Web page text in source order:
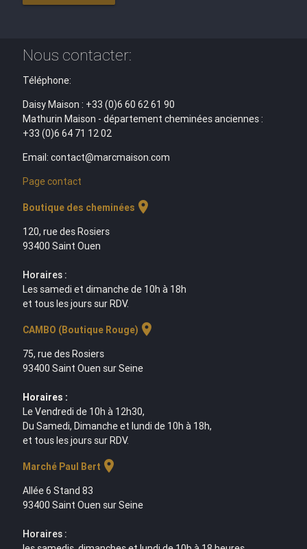
Nous contacter:
Téléphone:
Daisy Maison : +33 (0)6 60 62 61 90
Mathurin Maison - département cheminées anciennes :
+33 (0)6 64 71 12 02
Email: contact@marcmaison.com
Page contact
Boutique des cheminées location_on
120, rue des Rosiers
93400 Saint Ouen
Horaires :
Les samedi et dimanche de 10h à 18h
et tous les jours sur RDV.
CAMBO (Boutique Rouge) location_on
75, rue des Rosiers
93400 Saint Ouen sur Seine
Horaires :
Le Vendredi de 10h à 12h30,
Du Samedi, Dimanche et lundi de 10h à 18h,
et tous les jours sur RDV.
Marché Paul Bert location_on
Allée 6 Stand 83
93400 Saint Ouen sur Seine
Horaires :